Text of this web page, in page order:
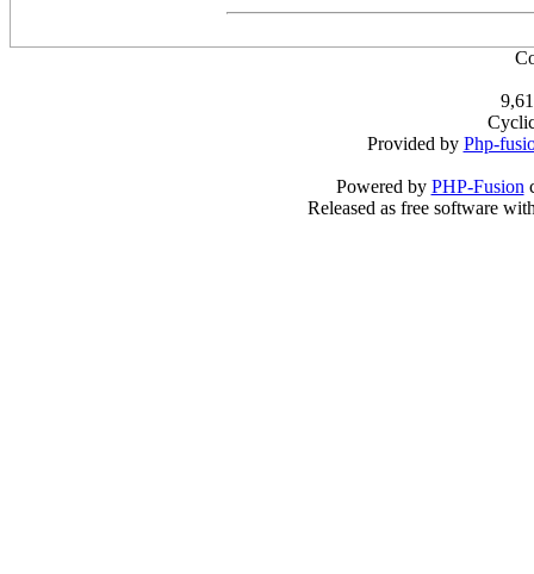
Provided by Php-
Powered by PHP-Fusion
Released as free software